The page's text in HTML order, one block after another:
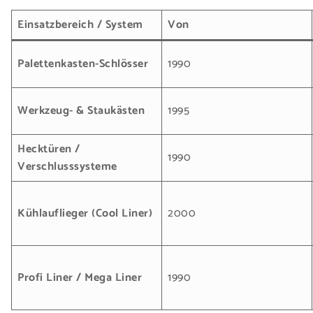
Einsatzbereich / System Von
Palettenkasten-Schlösser 1990
Werkzeug- & Staukästen 1995
Hecktüren /
Verschlusssysteme
1990
Kühlauflieger (Cool Liner) 2000
Profi Liner / Mega Liner 1990